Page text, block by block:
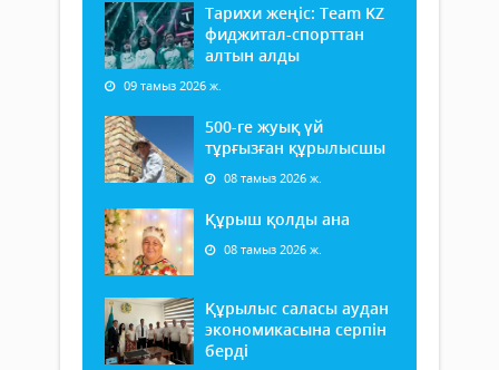
Тарихи жеңіс: Team KZ
фиджитал-спорттан
алтын алды
09 тамыз 2026 ж.
500-ге жуық үй
тұрғызған құрылысшы
08 тамыз 2026 ж.
Құрыш қолды ана
08 тамыз 2026 ж.
Құрылыс саласы аудан
экономикасына серпін
берді